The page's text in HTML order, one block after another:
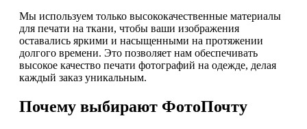
Мы используем только высококачественные материалы
для печати на ткани, чтобы ваши изображения
оставались яркими и насыщенными на протяжении
долгого времени. Это позволяет нам обеспечивать
высокое качество печати фотографий на одежде, делая
каждый заказ уникальным.
Почему выбирают ФотоПочту